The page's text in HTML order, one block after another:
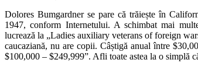
Dolores Bumgardner se pare că trăiește în
1947, conform Internetului. A schimbat mai
lucrează la „Ladies auxiliary veterans of foreign
caucaziană, nu are copii. Câștigă anual între
$100,000 – $249,999”. Afli toate astea la o simplă